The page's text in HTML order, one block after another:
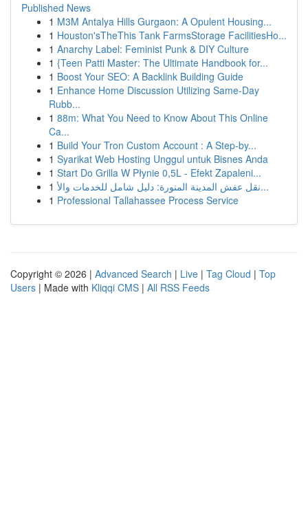
Published News
1 M3M Antalya Hills Gurgaon: A Opulent Housing...
1 Houston'sTheThis Tank FarmsStorage FacilitiesHo...
1 Anarchy Label: Feminist Punk & DIY Culture
1 {Teen Patti Master: The Ultimate Handbook for...
1 Boost Your SEO: A Backlink Building Guide
1 Enhance Home Discussion Utilizing Same-Day
Rubb...
1 88m: What You Need to Know About This Online
Ca...
1 Build Your Tron Custom Account : A Step-by...
1 Syarikat Web Hosting Unggul untuk Bisnes Anda
1 Start Do Grilla W Płynie 0,5L - Efekt Zapaleni...
1
نقل عفش المدينة المنورة: دليل شامل للخدمات والأ...
1 Professional Tallahassee Process Service
Copyright © 2026 | Advanced Search | Live | Tag Cloud | Top
Users | Made with Kliqqi CMS | All RSS Feeds